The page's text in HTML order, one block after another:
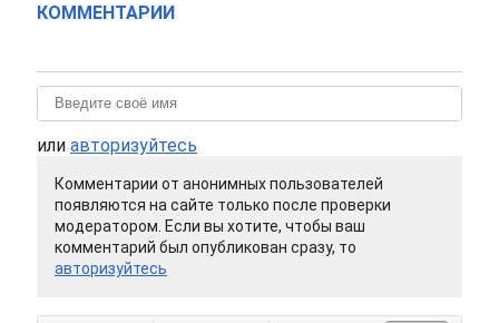
КОММЕНТАРИИ
или авторизуйтесь
Комментарии от анонимных пользователей
появляются на сайте только после проверки
модератором. Если вы хотите, чтобы ваш
комментарий был опубликован сразу, то
авторизуйтесь